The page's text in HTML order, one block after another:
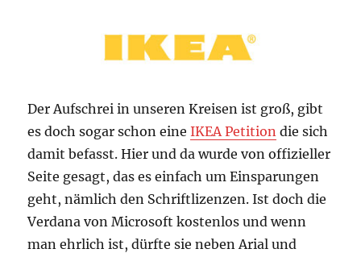
Der Aufschrei in unseren Kreisen ist groß, gibt
es doch sogar schon eineIKEA Petition die sich
damit befasst. Hier und da wurde von offizieller
Seite gesagt, das es einfach um Einsparungen
geht, nämlich den Schriftlizenzen. Ist doch die
Verdana von Microsoft kostenlos und wenn
man ehrlich ist, dürfte sie neben Arial und